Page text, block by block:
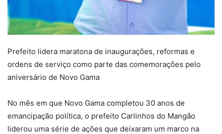
Prefeito lidera maratona de inaugurações, reformas e
ordens de serviço como parte das comemorações pelo
aniversário de Novo Gama
No mês em que Novo Gama completou 30 anos de
emancipação política, o prefeito Carlinhos do Mangão
liderou uma série de ações que deixaram um marco na